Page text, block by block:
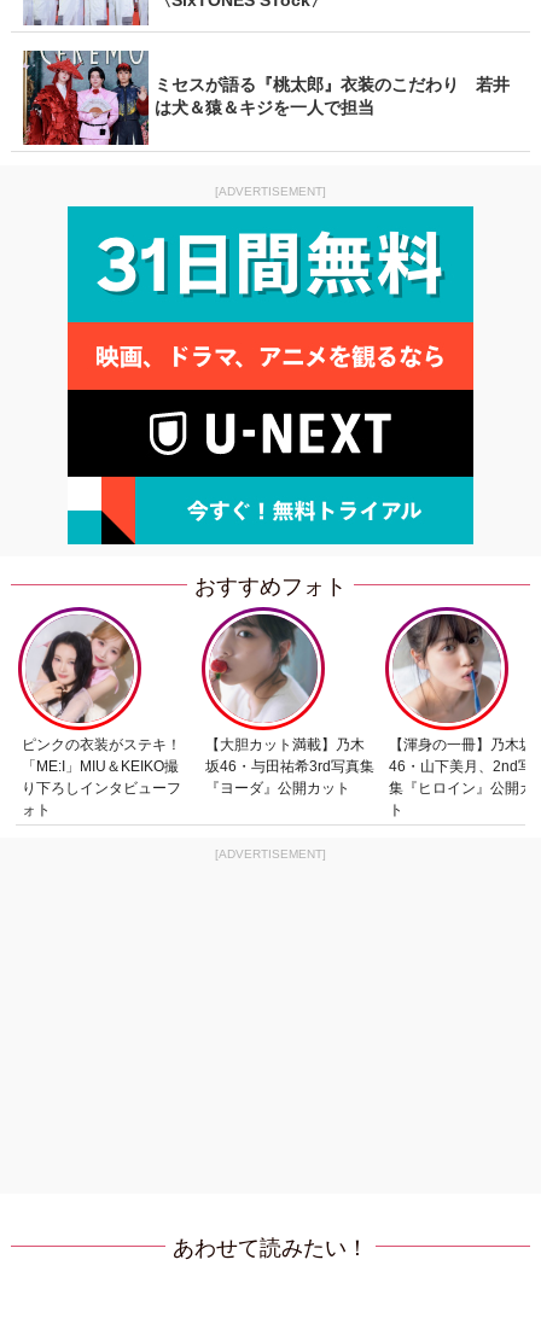
ミセスが語る『桃太郎』衣装のこだわり 若井
は犬＆猿＆キジを一人で担当
[ADVERTISEMENT]
おすすめフォト
ピンクの衣装がステキ！
「ME:I」MIU＆KEIKO撮
り下ろしインタビューフ
ォト
【大胆カット満載】乃木
坂46・与田祐希3rd写真集
『ヨーダ』公開カット
【渾身の一冊】乃木坂
46・山下美月、2nd写
集『ヒロイン』公開カ
ト
[ADVERTISEMENT]
あわせて読みたい！